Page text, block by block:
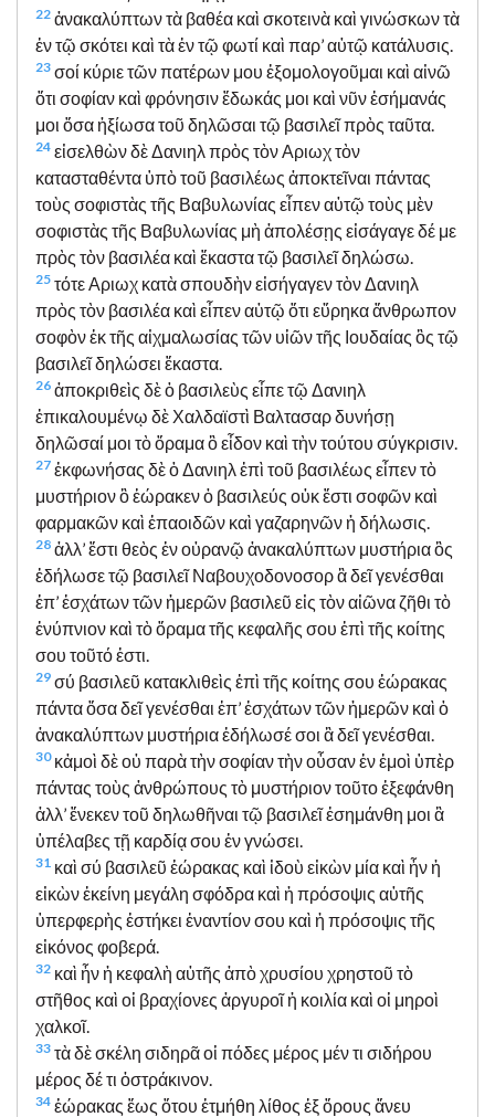
22 ἀνακαλύπτων τὰ βαθέα καὶ σκοτεινὰ καὶ γινώσκων τὰ
ἐν τῷ σκότει καὶ τὰ ἐν τῷ φωτί καὶ παρ’ αὐτῷ κατάλυσις.
23 σοί κύριε τῶν πατέρων μου ἐξομολογοῦμαι καὶ αἰνῶ
ὅτι σοφίαν καὶ φρόνησιν ἔδωκάς μοι καὶ νῦν ἐσήμανάς
μοι ὅσα ἠξίωσα τοῦ δηλῶσαι τῷ βασιλεῖ πρὸς ταῦτα.
24 εἰσελθὼν δὲ Δανιηλ πρὸς τὸν Αριωχ τὸν
κατασταθέντα ὑπὸ τοῦ βασιλέως ἀποκτεῖναι πάντας
τοὺς σοφιστὰς τῆς Βαβυλωνίας εἶπεν αὐτῷ τοὺς μὲν
σοφιστὰς τῆς Βαβυλωνίας μὴ ἀπολέσῃς εἰσάγαγε δέ με
πρὸς τὸν βασιλέα καὶ ἕκαστα τῷ βασιλεῖ δηλώσω.
25 τότε Αριωχ κατὰ σπουδὴν εἰσήγαγεν τὸν Δανιηλ
πρὸς τὸν βασιλέα καὶ εἶπεν αὐτῷ ὅτι εὕρηκα ἄνθρωπον
σοφὸν ἐκ τῆς αἰχμαλωσίας τῶν υἱῶν τῆς Ιουδαίας ὃς τῷ
βασιλεῖ δηλώσει ἕκαστα.
26 ἀποκριθεὶς δὲ ὁ βασιλεὺς εἶπε τῷ Δανιηλ
ἐπικαλουμένῳ δὲ Χαλδαϊστὶ Βαλτασαρ δυνήσῃ
δηλῶσαί μοι τὸ ὅραμα ὃ εἶδον καὶ τὴν τούτου σύγκρισιν.
27 ἐκφωνήσας δὲ ὁ Δανιηλ ἐπὶ τοῦ βασιλέως εἶπεν τὸ
μυστήριον ὃ ἑώρακεν ὁ βασιλεύς οὐκ ἔστι σοφῶν καὶ
φαρμακῶν καὶ ἐπαοιδῶν καὶ γαζαρηνῶν ἡ δήλωσις.
28 ἀλλ’ ἔστι θεὸς ἐν οὐρανῷ ἀνακαλύπτων μυστήρια ὃς
ἐδήλωσε τῷ βασιλεῖ Ναβουχοδονοσορ ἃ δεῖ γενέσθαι
ἐπ’ ἐσχάτων τῶν ἡμερῶν βασιλεῦ εἰς τὸν αἰῶνα ζῆθι τὸ
ἐνύπνιον καὶ τὸ ὅραμα τῆς κεφαλῆς σου ἐπὶ τῆς κοίτης
σου τοῦτό ἐστι.
29 σύ βασιλεῦ κατακλιθεὶς ἐπὶ τῆς κοίτης σου ἑώρακας
πάντα ὅσα δεῖ γενέσθαι ἐπ’ ἐσχάτων τῶν ἡμερῶν καὶ ὁ
ἀνακαλύπτων μυστήρια ἐδήλωσέ σοι ἃ δεῖ γενέσθαι.
30κἀμοὶ δὲ οὐ παρὰ τὴν σοφίαν τὴν οὖσαν ἐν ἐμοὶ ὑπὲρ
πάντας τοὺς ἀνθρώπους τὸ μυστήριον τοῦτο ἐξεφάνθη
ἀλλ’ ἕνεκεν τοῦ δηλωθῆναι τῷ βασιλεῖ ἐσημάνθη μοι ἃ
ὑπέλαβες τῇ καρδίᾳ σου ἐν γνώσει.
31 καὶ σύ βασιλεῦ ἑώρακας καὶ ἰδοὺ εἰκὼν μία καὶ ἦν ἡ
εἰκὼν ἐκείνη μεγάλη σφόδρα καὶ ἡ πρόσοψις αὐτῆς
ὑπερφερὴς ἑστήκει ἐναντίον σου καὶ ἡ πρόσοψις τῆς
εἰκόνος φοβερά.
32 καὶ ἦν ἡ κεφαλὴ αὐτῆς ἀπὸ χρυσίου χρηστοῦ τὸ
στῆθος καὶ οἱ βραχίονες ἀργυροῖ ἡ κοιλία καὶ οἱ μηροὶ
χαλκοῖ.
33 τὰ δὲ σκέλη σιδηρᾶ οἱ πόδες μέρος μέν τι σιδήρου
μέρος δέ τι ὀστράκινον.
34 ἑώρακας ἕως ὅτου ἐτμήθη λίθος ἐξ ὄρους ἄνευ